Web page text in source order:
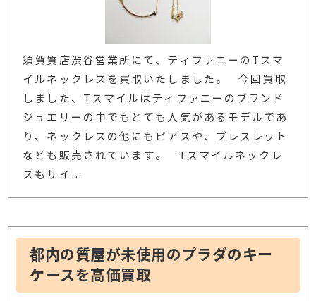
須賀質店渋谷営業所にて、ティファニーのTスマ
イルネックレスを買取いたしました。 今回買取
しました、Tスマイルはティファニーのブランド
ジュエリーの中でもとても人気があるモデルであ
り、ネックレスの他にもピアスや、ブレスレット
なども販売されています。 Tスマイルネックレ
スもサイ …
都内の質屋が未使用のプラダのキー
ケースを高価買取